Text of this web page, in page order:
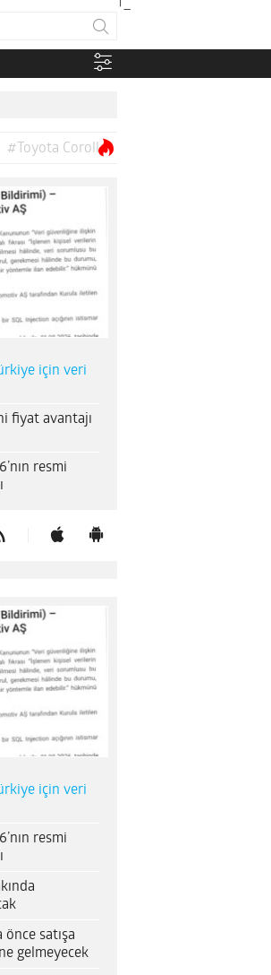
#Toyota Corolla
için veri
fiyat avantajı
resmi
için veri
resmi
önce satışa
gelmeyecek